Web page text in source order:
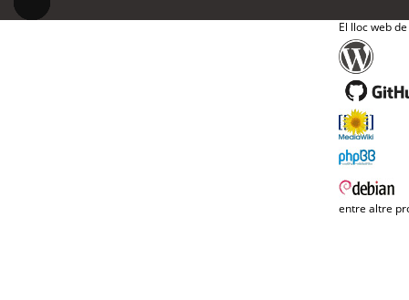
El lloc web
entre altre